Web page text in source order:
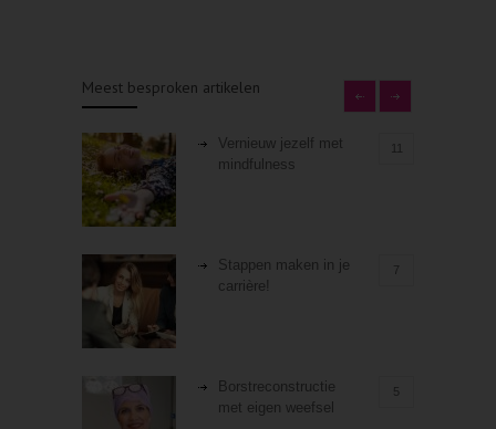
Meest besproken artikelen
Vernieuw jezelf met
mindfulness
Stappen maken in je
carrière!
7
Borstreconstructie
met eigen weefsel
5